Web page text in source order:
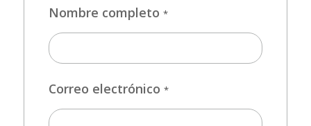
Nombre completo *
Correo electrónico *